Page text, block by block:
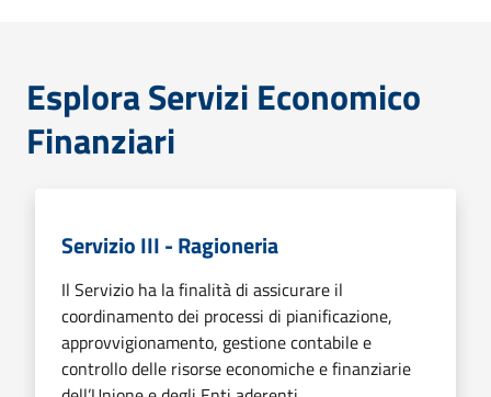
Esplora Servizi Economico
Finanziari
Servizio III - Ragioneria
Il Servizio ha la finalità di assicurare il
coordinamento dei processi di pianificazione,
approvvigionamento, gestione contabile e
controllo delle risorse economiche e finanziarie